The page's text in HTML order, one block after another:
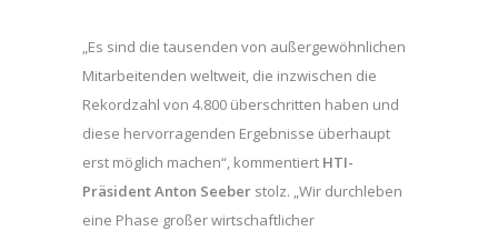
„Es sind die tausenden von außergewöhnlichen
Mitarbeitenden weltweit, die inzwischen die
Rekordzahl von 4.800 überschritten haben und
diese hervorragenden Ergebnisse überhaupt
erst möglich machen“, kommentiert HTI-
Präsident Anton Seeber stolz. „Wir durchleben
eine Phase großer wirtschaftlicher